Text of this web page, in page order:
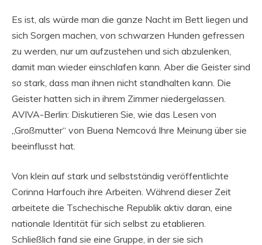
Es ist, als würde man die ganze Nacht im Bett liegen und
sich Sorgen machen, von schwarzen Hunden gefressen
zu werden, nur um aufzustehen und sich abzulenken,
damit man wieder einschlafen kann. Aber die Geister sind
so stark, dass man ihnen nicht standhalten kann. Die
Geister hatten sich in ihrem Zimmer niedergelassen.
AVIVA-Berlin: Diskutieren Sie, wie das Lesen von
„Großmutter“ von Buena Nemcová Ihre Meinung über sie
beeinflusst hat.
Von klein auf stark und selbstständig veröffentlichte
Corinna Harfouch ihre Arbeiten. Während dieser Zeit
arbeitete die Tschechische Republik aktiv daran, eine
nationale Identität für sich selbst zu etablieren.
Schließlich fand sie eine Gruppe, in der sie sich